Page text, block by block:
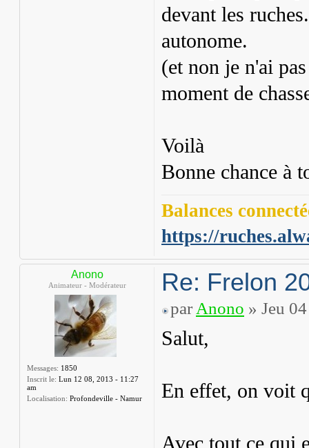
devant les
autonome.
(et non je n'ai
moment de
Voilà
Bonne chance à
Balances
https://
Anono
Animateur - Modérateur
Messages: 1850
Inscrit le: Lun 12 08, 2013 - 11:27
am
Localisation: Profondeville - Namur
Re: Frelon
par Anono » Jeu
Salut,
En effet, on voit
Avec tout ce qui